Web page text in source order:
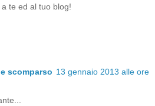
te ed al tuo blog!
scomparso 13 gennaio 2013 alle ore